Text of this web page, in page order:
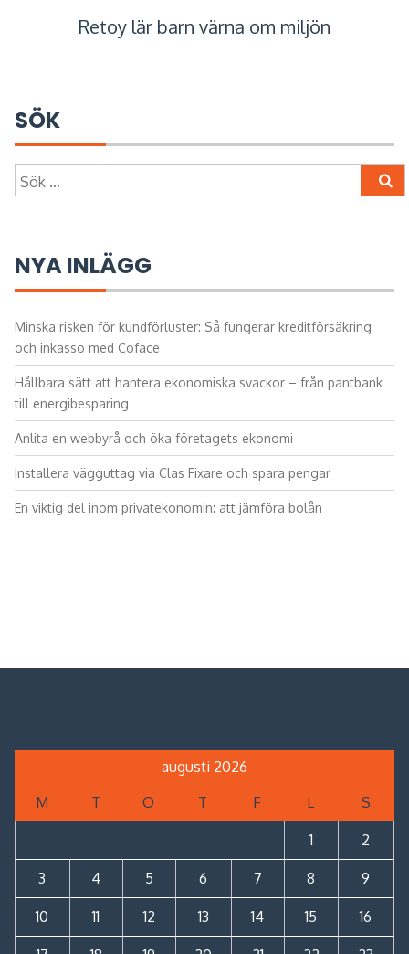
Retoy lär barn värna om miljön
SÖK
Sök
efter:
NYA INLÄGG
Minska risken för kundförluster: Så fungerar kreditförsäkring
och inkasso med Coface
Hållbara sätt att hantera ekonomiska svackor – från pantbank
till energibesparing
Anlita en webbyrå och öka företagets ekonomi
Installera vägguttag via Clas Fixare och spara pengar
En viktig del inom privatekonomin: att jämföra bolån
augusti 2026
M
T O T F L S
1 2
3 4 5 6 7 8 9
10 11 12 13 14 15 16